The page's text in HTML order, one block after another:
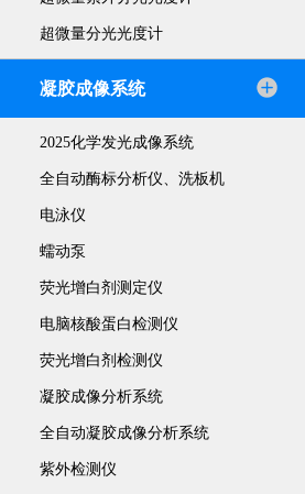
超微量分光光度计
凝胶成像系统
2025化学发光成像系统
全自动酶标分析仪、洗板机
电泳仪
蠕动泵
荧光增白剂测定仪
电脑核酸蛋白检测仪
荧光增白剂检测仪
凝胶成像分析系统
全自动凝胶成像分析系统
紫外检测仪